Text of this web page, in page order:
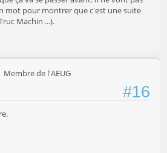
mot pour montrer que c'est une suite
Machin ...).
Membre de l'AEUG
#16